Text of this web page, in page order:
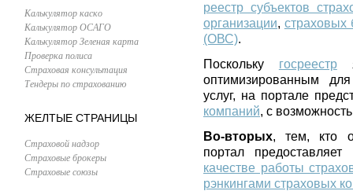
Калькулятор каско
Калькулятор ОСАГО
Калькулятор Зеленая карта
Проверка полиса
Страховая консультация
Тендеры по страхованию
ЖЕЛТЫЕ СТРАНИЦЫ
Страховой надзор
Страховые брокеры
Страховые союзы
реестр субъектов
организации, страховых
(ОВС).
Поскольку госреестр
оптимизированным
услуг, на портале
компаний, с
Во-вторых, тем, кто
портал
качестве работы
рэнкингами страховых